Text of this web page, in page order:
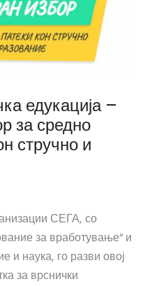
едукација –
за средно
стручно и
СЕГА, со
за вработување“ и
и наука, го разви овој
за врснички